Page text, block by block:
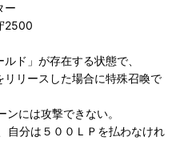
ー
2500
ド」が存在する状態で、
リースした場合に特殊召喚で
には攻撃できない。
自分は５００ＬＰを払わなけれ